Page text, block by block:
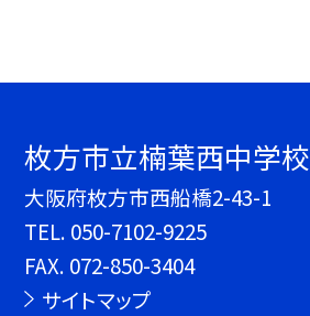
枚方市立楠葉西中学校
大阪府枚方市西船橋2-43-1
TEL. 050-7102-9225
FAX. 072-850-3404
サイトマップ